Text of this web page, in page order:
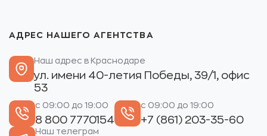
АДРЕС НАШЕГО АГЕНТСТВА
Наш адрес в Краснодаре
ул. имени 40-летия Победы, 39/1, офис
53
с 09:00 до 19:00
8 800 7770154
с 09:00 до 19:00
+7 (861) 203-35-60
Наш телеграм